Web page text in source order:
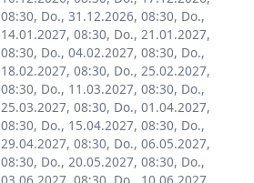
, Do., 31.12.2026, 08:30, Do.,
08:30, Do., 21.01.2027,
, Do., 04.02.2027, 08:30, Do.,
08:30, Do., 25.02.2027,
, Do., 11.03.2027, 08:30, Do.,
08:30, Do., 01.04.2027,
, Do., 15.04.2027, 08:30, Do.,
08:30, Do., 06.05.2027,
, Do., 20.05.2027, 08:30, Do.,